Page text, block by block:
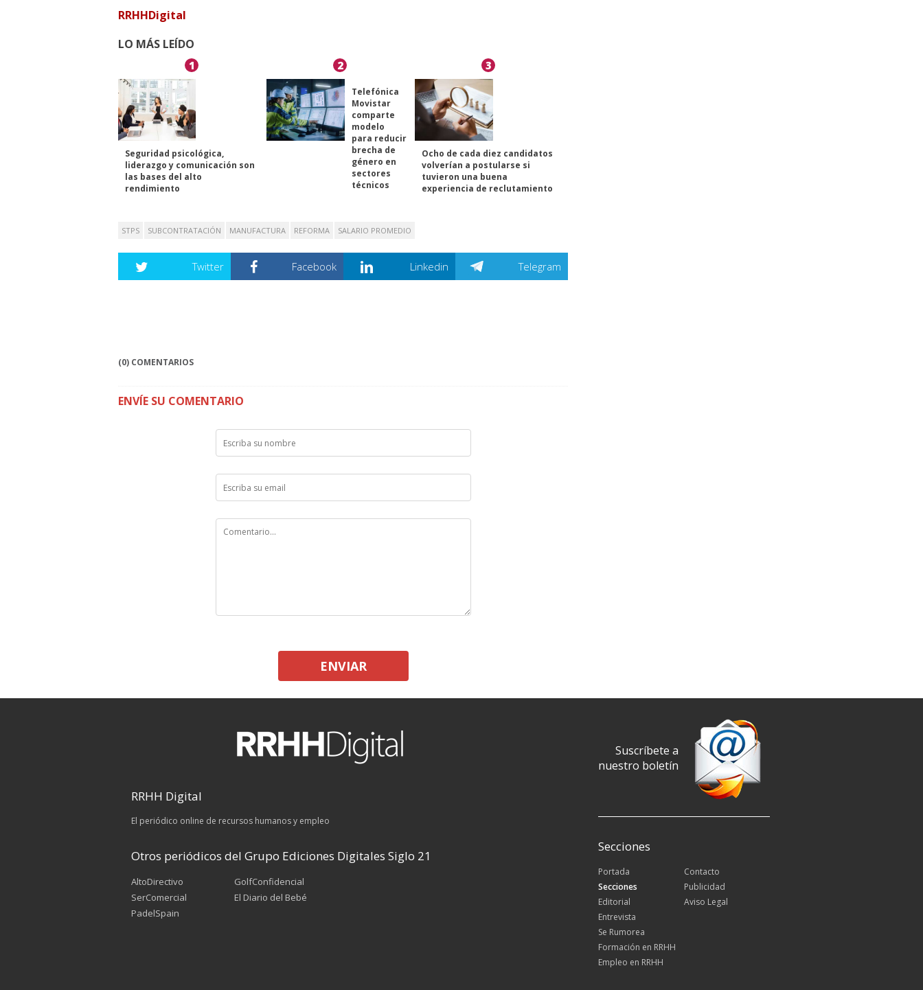
RRHHDigital
LO MÁS LEÍDO
1
Seguridad psicológica,
liderazgo y comunicación son
las bases del alto
rendimiento
2
Telefónica
Movistar
comparte
modelo
para reducir
brecha de
género en
sectores
técnicos
3
Ocho de cada diez candidatos
volverían a postularse si
tuvieron una buena
experiencia de reclutamiento
STPS SUBCONTRATACIÓN MANUFACTURA REFORMA SALARIO PROMEDIO
Twitter Facebook Linkedin Telegram
(0) COMENTARIOS
ENVÍE SU COMENTARIO
ENVIAR
RRHH Digital
El periódico online de recursos humanos y empleo
Otros periódicos del Grupo Ediciones Digitales Siglo 21
AltoDirectivo
SerComercial
PadelSpain
GolfConfidencial
El Diario del Bebé
Suscríbete a
nuestro boletín
Secciones
Portada
Secciones
Editorial
Entrevista
Se Rumorea
Formación en RRHH
Empleo en RRHH
Contacto
Publicidad
Aviso Legal